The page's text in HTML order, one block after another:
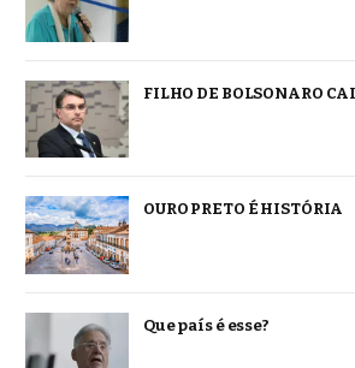
FILHO DE BOLSONARO
OURO PRETO É HISTÓRIA
Que país é esse?